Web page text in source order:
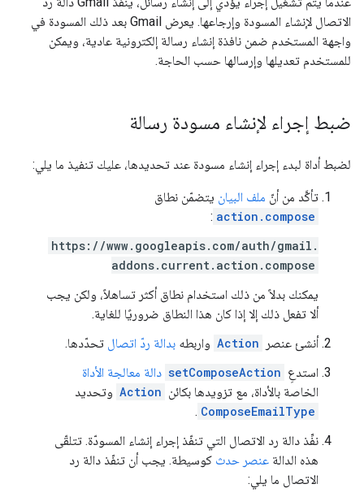
الاتصال لإنشاء المسودة وإرجاعها. يعرض Gmail بعد ذلك المسودة في
واجهة المستخدم ضمن نافذة إنشاء رسالة إلكترونية عادية، ويمكن
للمستخدم تعديلها وإرسالها حسب الحاجة.
ضبط إجراء لإنشاء مسودة رسالة
لضبط أداة لبدء إجراء إنشاء مسودة عند تحديدها، عليك تنفيذ ما يلي:
تأكَّد من أنّ ملف البيان يتضمّن نطاق
action.compose
:
https://www.googleapis.com/auth/gmail.
addons.current.action.compose
يمكنك بدلاً من ذلك استخدام نطاق أكثر تساهلاً، ولكن يجب
ألا تفعل ذلك إلا إذا كان هذا النطاق ضروريًا للغاية.
أنشئ عنصر
Action واربطه بدالة ردّ اتصال تحدّدها.
استدعِ setComposeAction دالة معالجة الأداة
الخاصة بالأداة، مع تزويدها بكائن Action وتحديد
ComposeEmailType
.
نفِّذ دالة رد الاتصال التي تنفّذ إجراء إنشاء المسودّة. تتلقّى
هذه الدالة عنصر حدث كوسيطة. يجب أن تنفّذ دالة رد
الاتصال ما يلي: